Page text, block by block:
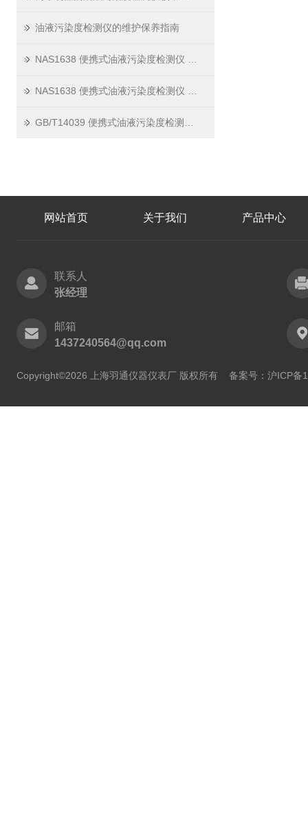
油液污染度检测仪的维护保养指南
网站首页 关于我们 产品中心
联系人
张经理
邮箱
1437240564@qq.com
Copyright©2026 上海羽通仪器仪表厂 版权所有 备案号：沪ICP备